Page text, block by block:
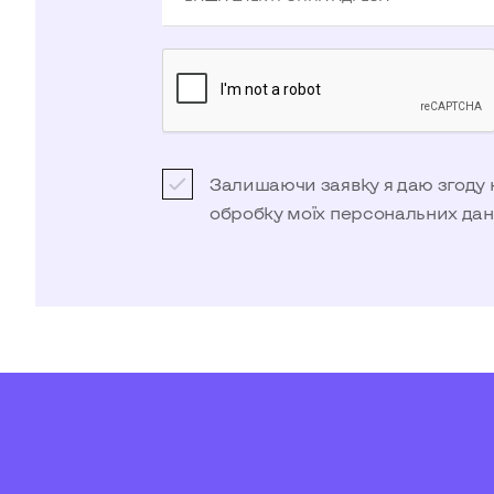
Залишаючи заявку я даю згоду
обробку моїх персональних